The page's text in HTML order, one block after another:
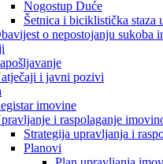
Nogostup Duće
Šetnica i biciklistička staza
o nepostojanju sukoba
i javni pozivi
imovine
i raspolaganje
Strategija upravljanja i
Planovi